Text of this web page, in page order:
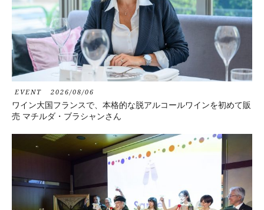
EVENT 2026/08/06
ワイン大国フランスで、本格的な脱アルコールワインを初めて販
売 マチルダ・ブラシャンさん